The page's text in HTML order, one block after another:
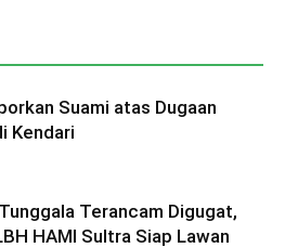
Suami atas Dugaan
Kendari
Terancam Digugat,
HAMI Sultra Siap Lawan